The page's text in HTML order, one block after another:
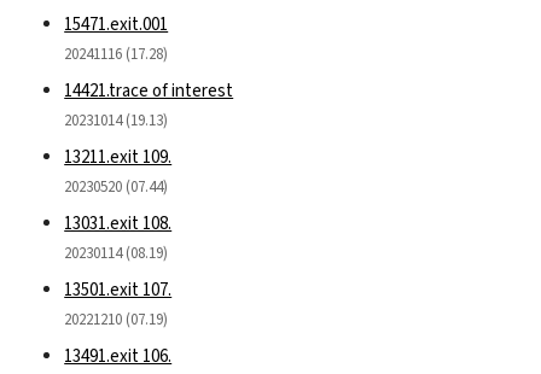
15471.exit.001
20241116 (17.28)
14421.trace of interest
20231014 (19.13)
13211.exit 109.
20230520 (07.44)
13031.exit 108.
20230114 (08.19)
13501.exit 107.
20221210 (07.19)
13491.exit 106.